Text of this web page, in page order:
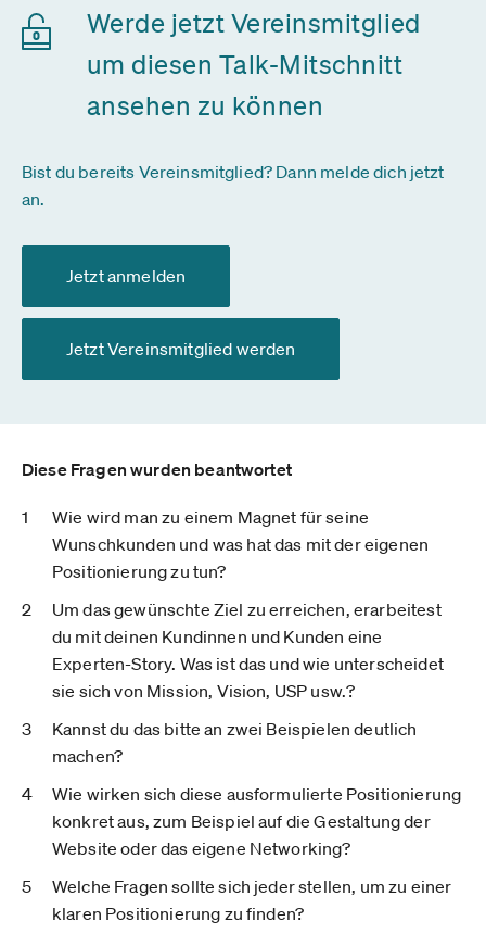
Werde jetzt Vereinsmitglied
um diesen Talk-Mitschnitt
ansehen zu können
Bist du bereits Vereinsmitglied? Dann melde dich jetzt
an.
Jetzt anmelden
Jetzt Vereinsmitglied werden
Diese Fragen wurden beantwortet
Wie wird man zu einem Magnet für seine
Wunschkunden und was hat das mit der eigenen
Positionierung zu tun?
Um das gewünschte Ziel zu erreichen, erarbeitest
du mit deinen Kundinnen und Kunden eine
Experten-Story. Was ist das und wie unterscheidet
sie sich von Mission, Vision, USP usw.?
Kannst du das bitte an zwei Beispielen deutlich
machen?
Wie wirken sich diese ausformulierte Positionierung
konkret aus, zum Beispiel auf die Gestaltung der
Website oder das eigene Networking?
Welche Fragen sollte sich jeder stellen, um zu einer
klaren Positionierung zu finden?